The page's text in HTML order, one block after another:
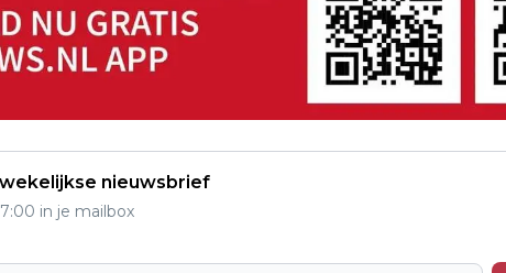
nieuwsbrief
in je mailbox